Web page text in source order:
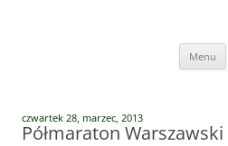
Menu
czwartek 28, marzec, 2013
Półmaraton Warszawski